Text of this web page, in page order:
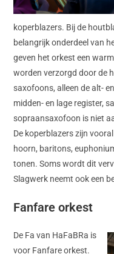
koperblazers. Bij de
belangrijk onderdeel van
geven het orkest een
worden verzorgd door de
saxofoons, alleen de alt-
midden- en lage register,
sopraansaxofoon is niet
De koperblazers zijn
hoorn, baritons,
tonen. Soms wordt dit
Slagwerk neemt ook een
Fanfare orkest
De Fa van HaFaBRa is
voor Fanfare orkest.